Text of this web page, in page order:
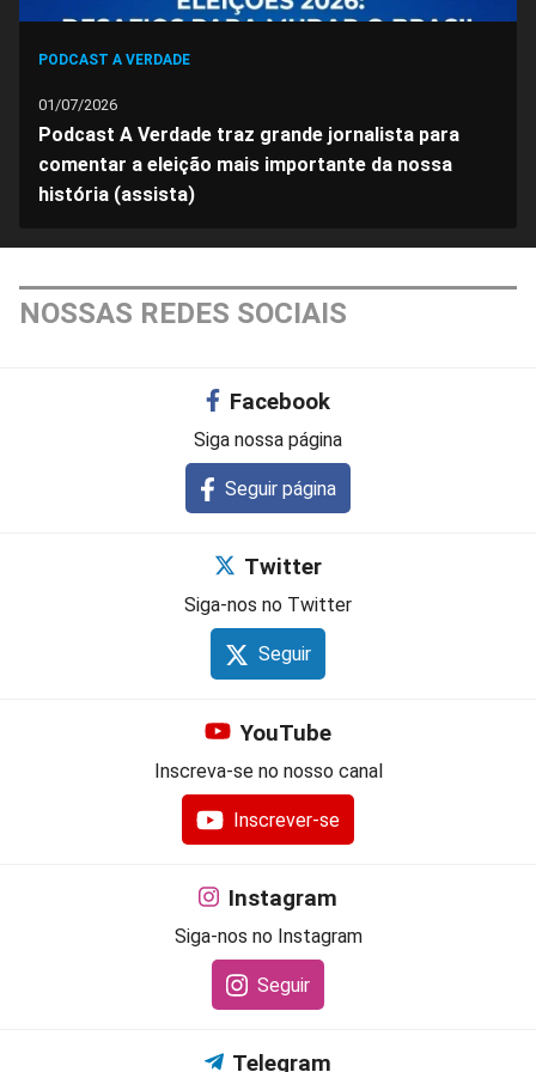
PODCAST A VERDADE
01/07/2026
Podcast A Verdade traz grande jornalista para
comentar a eleição mais importante da nossa
história (assista)
NOSSAS REDES SOCIAIS
Facebook
Siga nossa página
Seguir página
Twitter
Siga-nos no Twitter
Seguir
YouTube
Inscreva-se no nosso canal
Inscrever-se
Instagram
Siga-nos no Instagram
Seguir
Telegram